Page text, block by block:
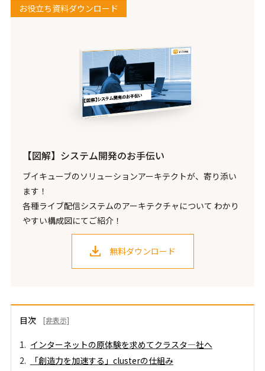
お役立ち資料ダウンロード
【図解】システム開発のお手伝い
ブイキューブのソリューションアーキテクトが、寄り添い
ます！
各種ライブ配信システムのアーキテクチャについて わかり
やすい構成図にてご紹介！
無料ダウンロード
目次 [非表示]
インターネットの原体験を求めてクラスタ―社へ
「創造力を加速する」clusterの仕組み